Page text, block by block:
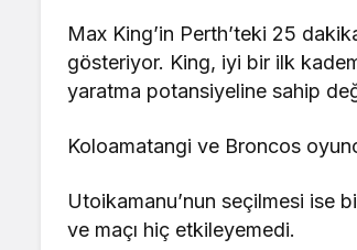
Max King’in Perth’teki 25
gösteriyor. King, iyi bir ilk
yaratma potansiyeline sahip
Koloamatangi ve Broncos
Utoikamanu’nun seçilmesi ise
ve maçı hiç etkileyemedi.